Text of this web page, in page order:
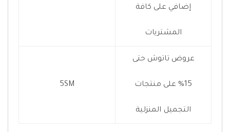
إضافي على كافة
المشتريات
عروض تاتوش حتى
15% على منتجات
التجميل المنزلية
5SM